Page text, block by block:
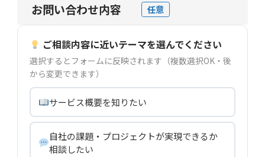
お問い合わせ内容 任意
ご相談内容に近いテーマを選んでください
選択するとフォームに反映されます（複数選択OK・後
から変更できます）
サービス概要を知りたい
自社の課題・プロジェクトが実現できるか
相談したい